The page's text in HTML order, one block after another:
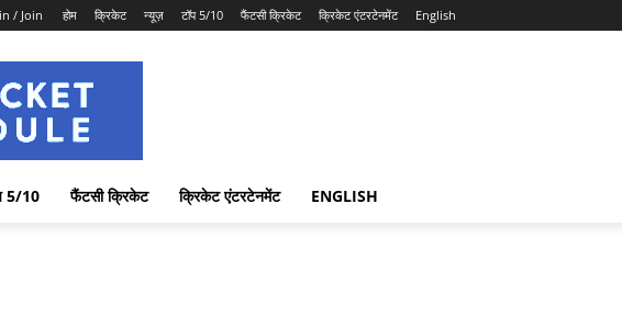
/ Join होम क्रिकेट न्यूज़ टॉप 5/10 फैंटसी क्रिकेट क्रिकेट एंटरटेनमेंट English
5/10 फैंटसी क्रिकेट क्रिकेट एंटरटेनमेंट ENGLISH